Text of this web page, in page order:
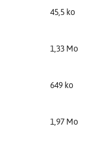
45,5 ko
1,33 Mo
649 ko
1,97 Mo